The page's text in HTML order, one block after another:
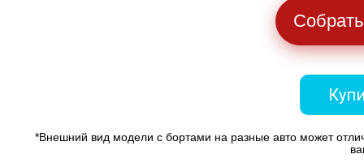
*Внешний вид модели с бортами на разные авто может